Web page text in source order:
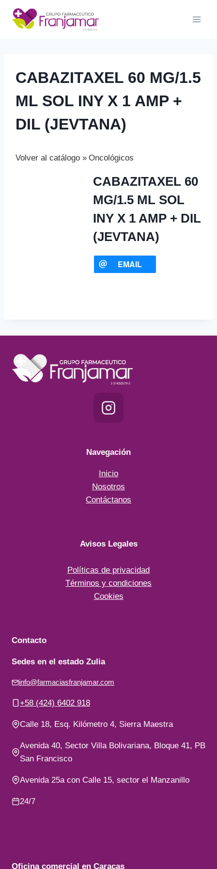
Saltar
contenido
CABAZITAXEL 60 MG/1.5
ML SOL INY X 1 AMP +
DIL (JEVTANA)
Volver al catálogo Oncológicos
CABAZITAXEL 60
MG/1.5 ML SOL
INY X 1 AMP + DIL
(JEVTANA)
EMAIL
Navegación
Inicio
Nosotros
Contáctanos
Avisos Legales
Políticas de privacidad
Términos y condiciones
Cookies
Contacto
Sedes en el estado Zulia
info@farmaciasfranjamar.com
+58 (424) 6402 918
Calle 18, Esq. Kilómetro 4, Sierra Maestra
Avenida 40, Sector Villa Bolivariana, Bloque 41, PB
San Francisco
Avenida 25a con Calle 15, sector el Manzanillo
24/7
Oficina comercial en Caracas